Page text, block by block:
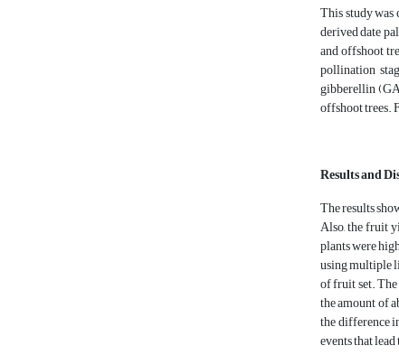
This study
derived date
and offshoot
pollination
gibberellin
offshoot trees.
Results and
The results
Also, the fruit
plants were
using multiple
of fruit set.
the amount of
the difference
events that